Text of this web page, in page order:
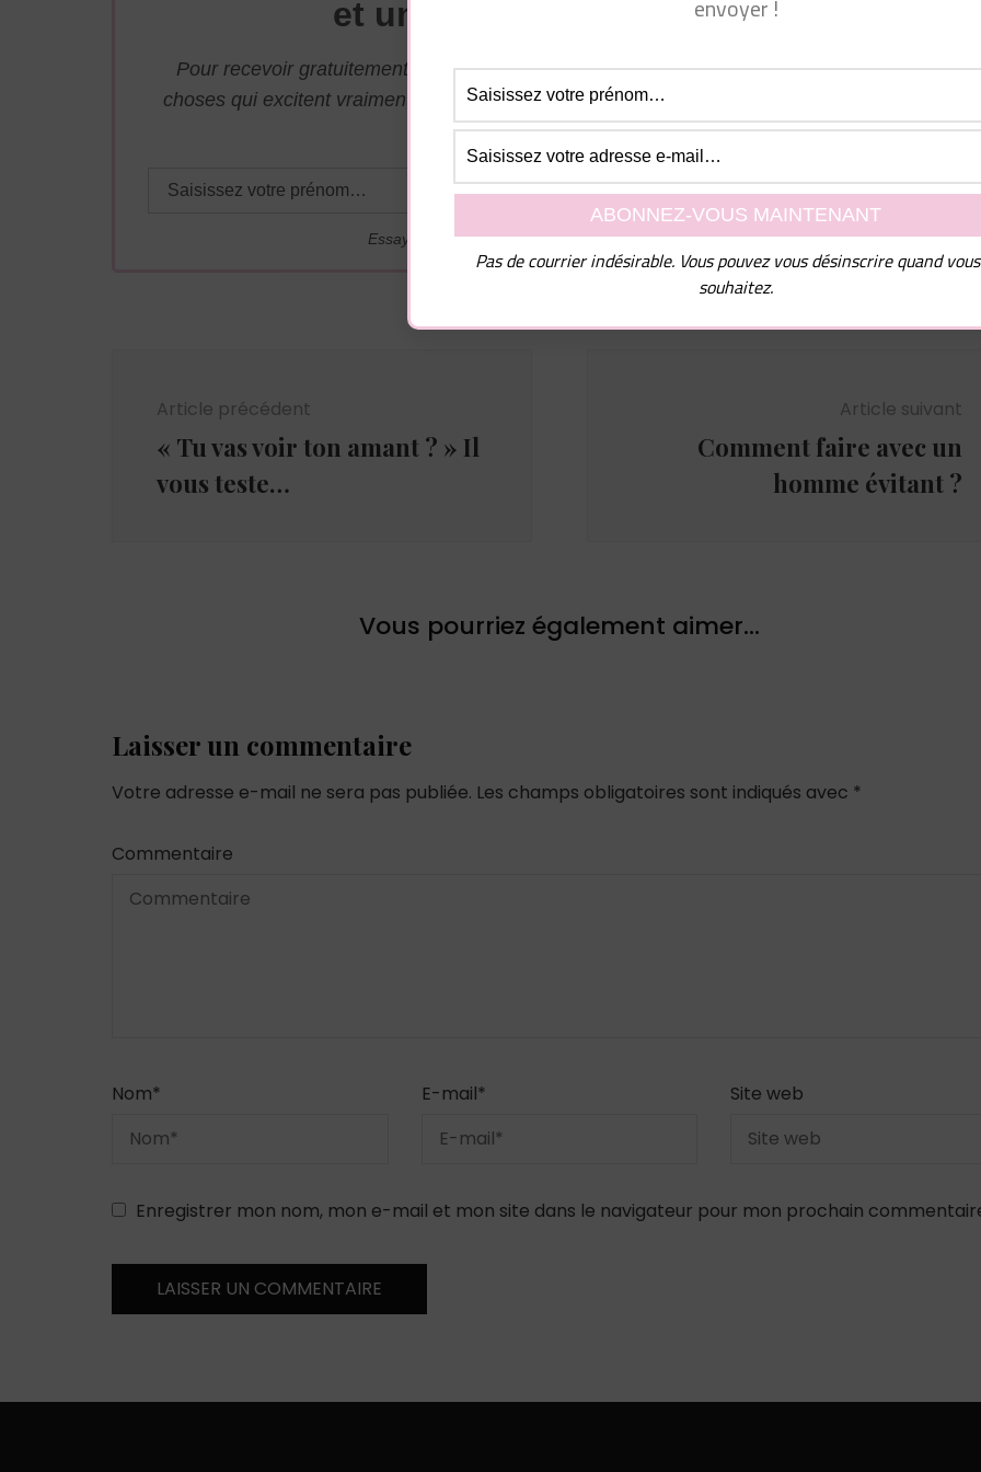
et une super vie sexuelle ?
Pour recevoir gratuitement par mail de nombreux conseils ainsi que mon guide PDF "10
choses qui excitent vraiment les hommes chez les femmes", dites-moi simplement à quelle
adresse je dois vous les envoyer !
Essayez. Vous pouvez vous désinscrire à tout moment.
Article précédent
« Tu vas voir ton amant ? » Il
vous teste…
Article suivant
Comment faire avec un
homme évitant ?
Vous pourriez également aimer...
Laisser un commentaire
Votre adresse e-mail ne sera pas publiée. Les champs obligatoires sont indiqués avec *
Commentaire
Nom* E-mail* Site web
Enregistrer mon nom, mon e-mail et mon site dans le navigateur pour mon prochain
envoyer !
Pas de courrier indésirable. Vous pouvez vous désinscrire quand
souhaitez.